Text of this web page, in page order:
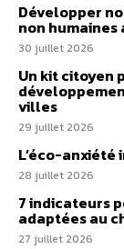
Développer
non humaines
30 juillet 2026
Un kit citoyen
villes
29 juillet 2026
L’éco-
28 juillet 2026
7 indicateurs
adaptées au
27 juillet 2026